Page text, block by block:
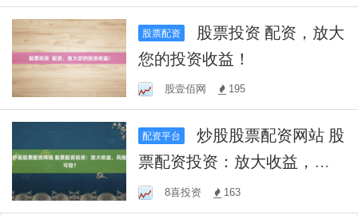
股票配资
您的投资收益！
股壹佰网 195
配资平台
炒股股票配资网站 股
票配资投资：放大收益，风
险可控？
8喜投资 163